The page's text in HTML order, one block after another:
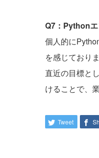
Q7：Pythonエ
個人的に
を感じておりま
直近の目標と
けることで、
Tweet